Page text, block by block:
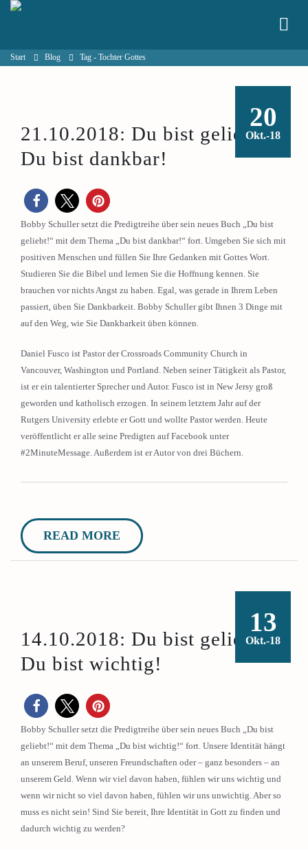
Start Blog Tag - Tochter Gottes
20
Okt.-18
21.10.2018: Du bist geliebt –
Du bist dankbar!
Bobby Schuller setzt die Predigtreihe über sein neues Buch „Du bist
geliebt!“ mit dem Thema „Du bist dankbar!“ fort. Umgeben Sie sich mit
positiven Menschen und füllen Sie Ihre Gedanken mit Gottes Wort.
Studieren Sie die Bibel und lernen Sie die Hoffnung kennen. Sie
brauchen vor nichts Angst zu haben. Egal, was gerade in Ihrem Leben
passiert, üben Sie Dankbarkeit. Bobby Schuller gibt Ihnen 3 Dinge mit
auf den Weg, wie Sie Dankbarkeit üben können.
Daniel Fusco ist Pastor der Crossroads Community Church in
Vancouver, Washington und Portland. Neben seiner Tätigkeit als Pastor,
ist er ein talentierter Sprecher und Autor. Fusco ist in New Jersy groß
geworden und katholisch erzogen. In seinem letztem Jahr auf der
Rutgers University erlebte er Gott und wollte Pastor werden. Heute
veröffentlicht er alle seine Predigten auf Facebook unter
#2MinuteMessage. Außerdem ist er Autor von drei Büchern.
READ MORE
13
Okt.-18
14.10.2018: Du bist geliebt –
Du bist wichtig!
Bobby Schuller setzt die Predigtreihe über sein neues Buch „Du bist
geliebt!“ mit dem Thema „Du bist wichtig!“ fort. Unsere Identität hängt
an unserem Beruf, unseren Freundschaften oder – ganz besonders – an
unserem Geld. Wenn wir viel davon haben, fühlen wir uns wichtig und
wenn wir nicht so viel davon haben, fühlen wir uns unwichtig. Aber so
muss es nicht sein! Sind Sie bereit, Ihre Identität in Gott zu finden und
dadurch wichtig zu werden?